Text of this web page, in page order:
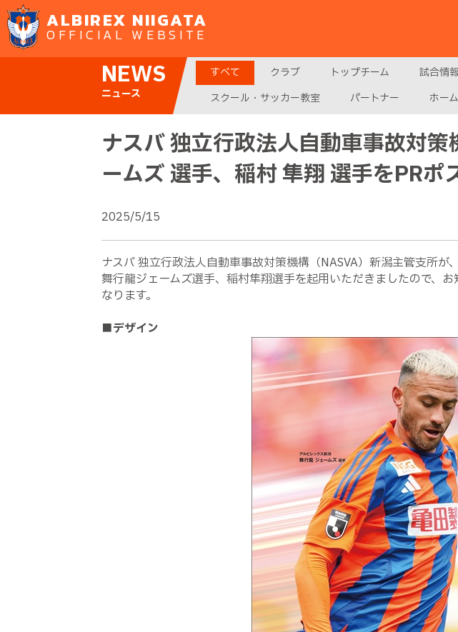
ALBIREX NIIGATA
OFFICIAL WEBSITE
NEWS
ニュース
すべて クラブ トップチーム 試合情
スクール・サッカー教室
パートナー ホー
ナスバ 独立行政法人自動車事故対
ームズ 選手、稲村 隼翔 選手をPRポ
2025/5/15
ナスバ 独立行政法人自動車事故対策機構（NASVA）新潟主管支所
舞行龍ジェームズ選手、稲村隼翔選手を起用いただきましたので、
なります。
■デザイン